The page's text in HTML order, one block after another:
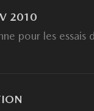
2010
pour les